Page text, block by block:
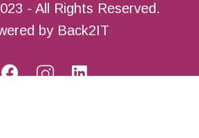
- All Rights Reserved.
by Back2IT